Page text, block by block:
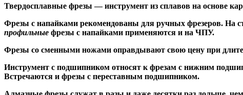
Твердосплавные фрезы — инструмент из сплавов на основе
Фрезы с напайками рекомендованы для ручных фрезеров. На
профильные фрезы с напайками применяются и на ЧПУ.
Фрезы со сменными ножами оправдывают свою цену при
Инструмент с подшипником относят к фрезам с нижним
Встречаются и фрезы с переставным подшипником.